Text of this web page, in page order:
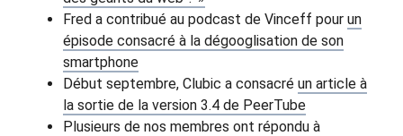
Fred a contribué au podcast de Vinceff pour un
épisode consacré à la dégooglisation de son
smartphone
Début septembre, Clubic a consacré un article à
la sortie de la version 3.4 de PeerTube
Plusieurs de nos membres ont répondu à